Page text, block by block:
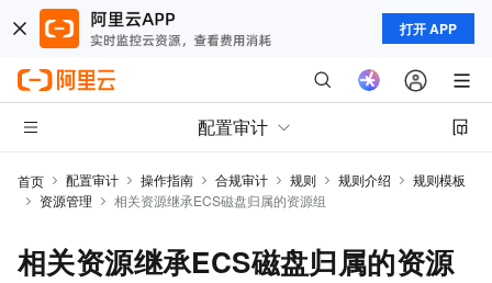
打开 APP
配置审计
首页 配置审计 操作指南 合规审计 规则 规则介绍
规则模板
资源管理
相关资源继承ECS磁盘归属的资源组
相关资源继承ECS磁盘归属的资源